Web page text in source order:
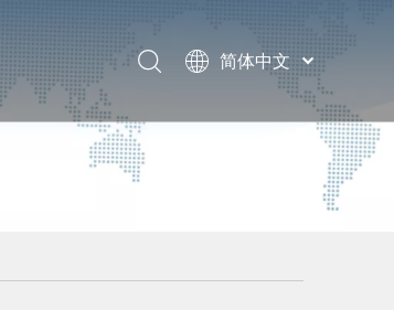
简体中文
English